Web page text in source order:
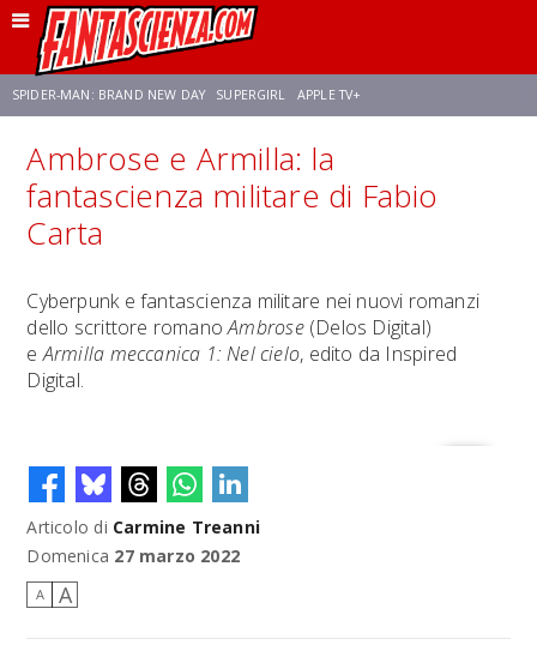
SPIDER-MAN: BRAND NEW DAY SUPERGIRL APPLE TV+
FRANCO RICCIARDIELLO ZENDAYA STAR TREK AVENGERS: DOOMSDAY
Ambrose e Armilla: la
fantascienza militare di Fabio
Carta
Cyberpunk e fantascienza militare nei nuovi romanzi
dello scrittore romanoAmbrose(Delos Digital)
eArmilla meccanica 1: Nel cielo, edito da Inspired
Digital.
Articolo di Carmine Treanni
Domenica 27 marzo 2022
A A